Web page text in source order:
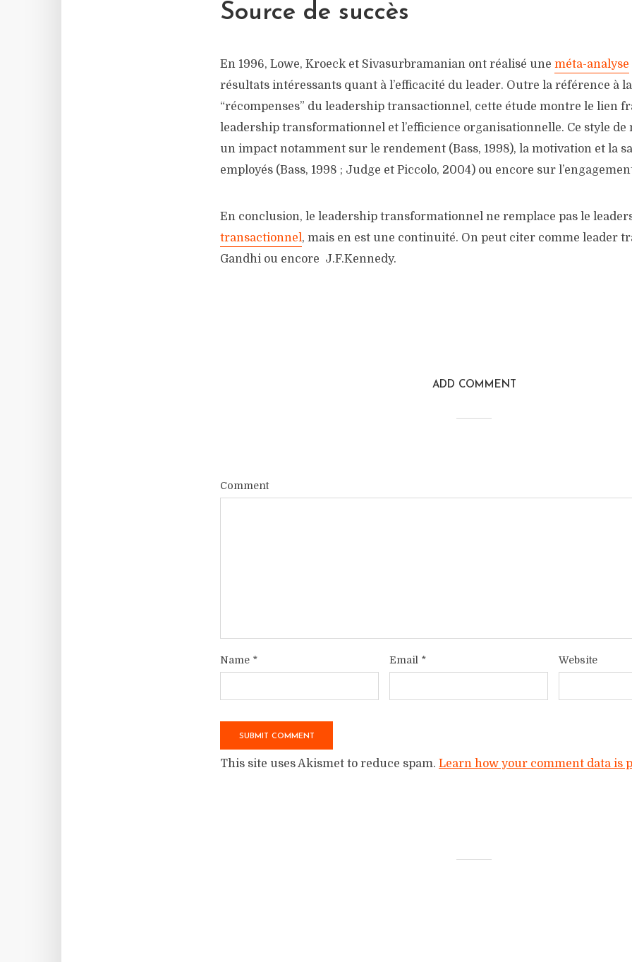
Source de succès
En 1996, Lowe, Kroeck et Sivasurbramanian ont réalisé une méta-analyse
résultats intéressants quant à l’efficacité du leader. Outre la référence à
“récompenses” du leadership transactionnel, cette étude montre le lien
leadership transformationnel et l’efficience organisationnelle. Ce style de
un impact notamment sur le rendement (Bass, 1998), la motivation et la
employés (Bass, 1998 ; Judge et Piccolo, 2004) ou encore sur
En conclusion, le leadership transformationnel ne remplace pas le
transactionnel, mais en est une continuité. On peut citer comme leader
Gandhi ou encore J.F.Kennedy.
ADD COMMENT
Comment
Name * Email * Website
This site uses Akismet to reduce spam. Learn how your comment data is